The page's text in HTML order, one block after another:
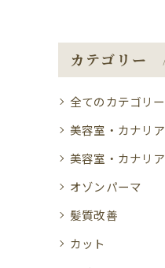
カテゴリー
全てのカテゴリー
美容室・カナリ
美容室・カナリ
オゾンパーマ
髪質改善
カット